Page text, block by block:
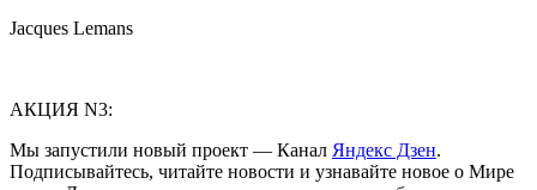
Jacques Lemans
АКЦИЯ N3:
Мы запустили новый проект — Канал Яндекс Дзен.
Подписывайтесь, читайте новости и узнавайте новое о Мире